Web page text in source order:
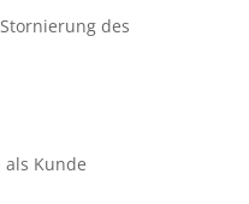
des
Kunde